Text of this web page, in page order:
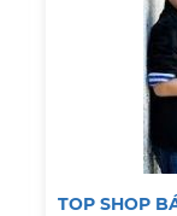
TOP SHOP